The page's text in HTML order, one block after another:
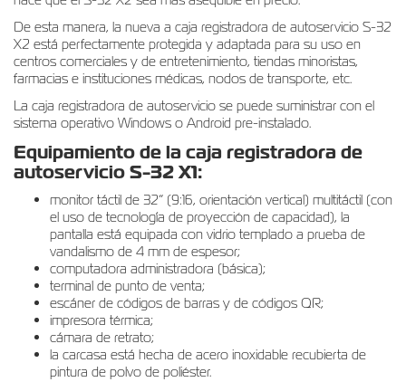
De esta manera, la nueva a caja registradora de autoservicio S-32
X2 está perfectamente protegida y adaptada para su uso en
centros comerciales y de entretenimiento, tiendas minoristas,
farmacias e instituciones médicas, nodos de transporte, etc.
La caja registradora de autoservicio se puede suministrar con el
sistema operativo Windows o Android pre-instalado.
Equipamiento de la caja registradora de
autoservicio S-32 X1:
monitor táctil de 32” (9:16, orientación vertical) multitáctil (con
el uso de tecnología de proyección de capacidad), la
pantalla está equipada con vidrio templado a prueba de
vandalismo de 4 mm de espesor;
computadora administradora (básica);
terminal de punto de venta;
escáner de códigos de barras y de códigos QR;
impresora térmica;
cámara de retrato;
la carcasa está hecha de acero inoxidable recubierta de
pintura de polvo de poliéster.